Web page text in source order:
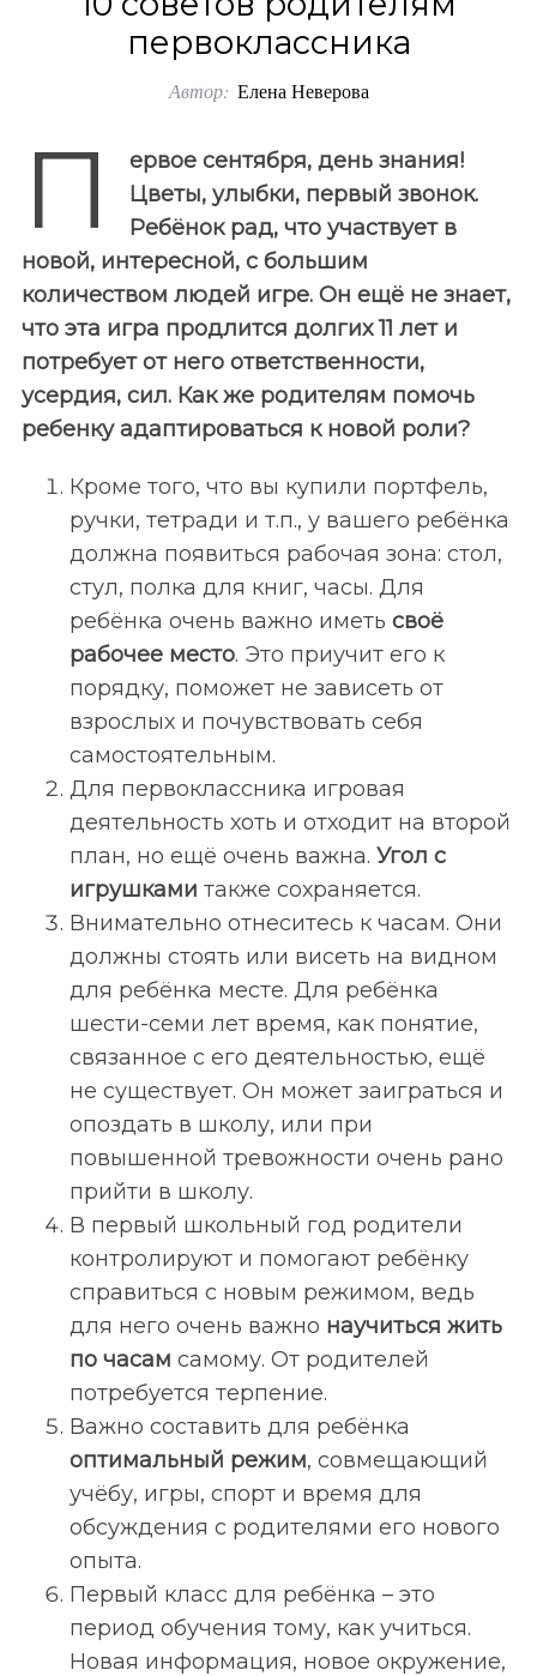
первоклассника
Автор: Елена Неверова
П
ервое сентября, день знания!
Цветы, улыбки, первый звонок.
Ребёнок рад, что участвует в
новой, интересной, с большим
количеством людей игре. Он ещё не знает,
что эта игра продлится долгих 11 лет и
потребует от него ответственности,
усердия, сил. Как же родителям помочь
ребенку адаптироваться к новой роли?
Кроме того, что вы купили портфель,
ручки, тетради и т.п., у вашего ребёнка
должна появиться рабочая зона: стол,
стул, полка для книг, часы. Для
ребёнка очень важно иметь своё
рабочее место. Это приучит его к
порядку, поможет не зависеть от
взрослых и почувствовать себя
самостоятельным.
Для первоклассника игровая
деятельность хоть и отходит на второй
план, но ещё очень важна. Угол с
игрушками также сохраняется.
Внимательно отнеситесь к часам. Они
должны стоять или висеть на видном
для ребёнка месте. Для ребёнка
шести-семи лет время, как понятие,
связанное с его деятельностью, ещё
не существует. Он может заиграться и
опоздать в школу, или при
повышенной тревожности очень рано
прийти в школу.
В первый школьный год родители
контролируют и помогают ребёнку
справиться с новым режимом, ведь
для него очень важно научиться жить
по часам самому. От родителей
потребуется терпение.
Важно составить для ребёнка
оптимальный режим, совмещающий
учёбу, игры, спорт и время для
обсуждения с родителями его нового
опыта.
Первый класс для ребёнка – это
период обучения тому, как учиться.
Новая информация, новое окружение,